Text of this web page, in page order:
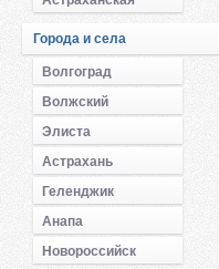
Города и села
Волгоград
Волжский
Элиста
Астрахань
Геленджик
Анапа
Новороссийск